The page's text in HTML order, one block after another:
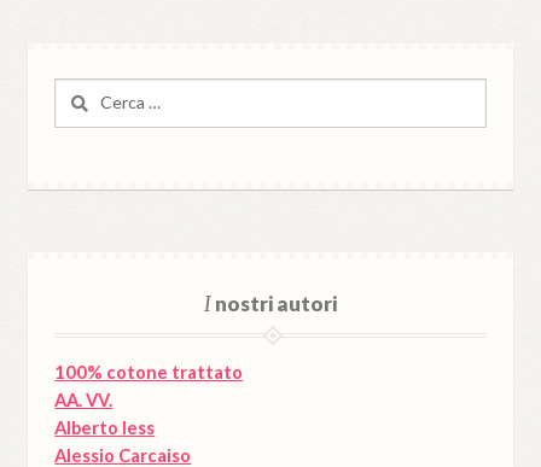
per:
Inostri autori
100% cotone trattato
AA. VV.
Alberto Iess
Alessio Carcaiso